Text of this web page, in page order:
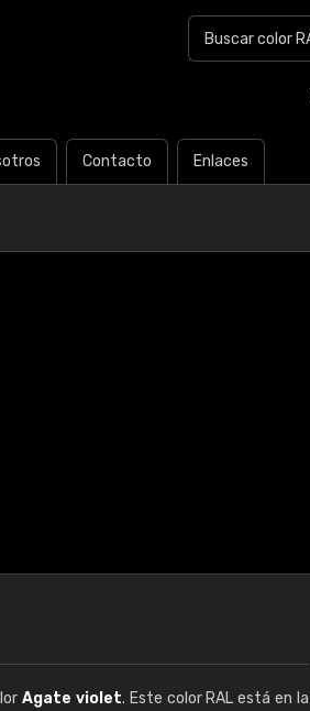
Contacto Enlaces
Agate violet. Este color RAL está en la